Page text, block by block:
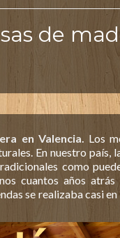
de
en Valencia. Los
En nuestro país,
como
cuantos años
se realizaba casi